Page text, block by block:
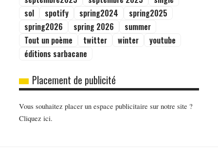
sol
spotify spring2024
spring2025
spring2026
spring 2026
summer
Tout un poème
twitter winter
youtube
éditions sarbacane
Placement de publicité
Vous souhaitez placer un espace publicitaire sur notre site ?
Cliquez ici.